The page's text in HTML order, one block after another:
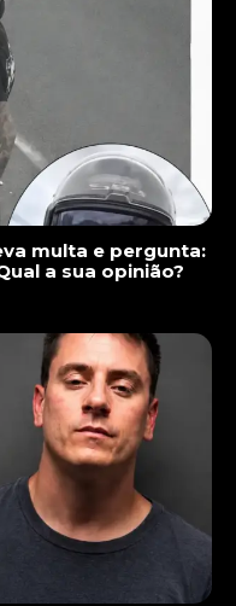
multa e pergunta:
a sua opinião?